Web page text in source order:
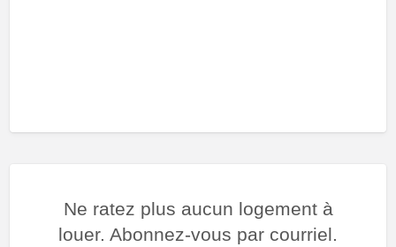
Ne ratez plus aucun logement à
louer. Abonnez-vous par courriel.